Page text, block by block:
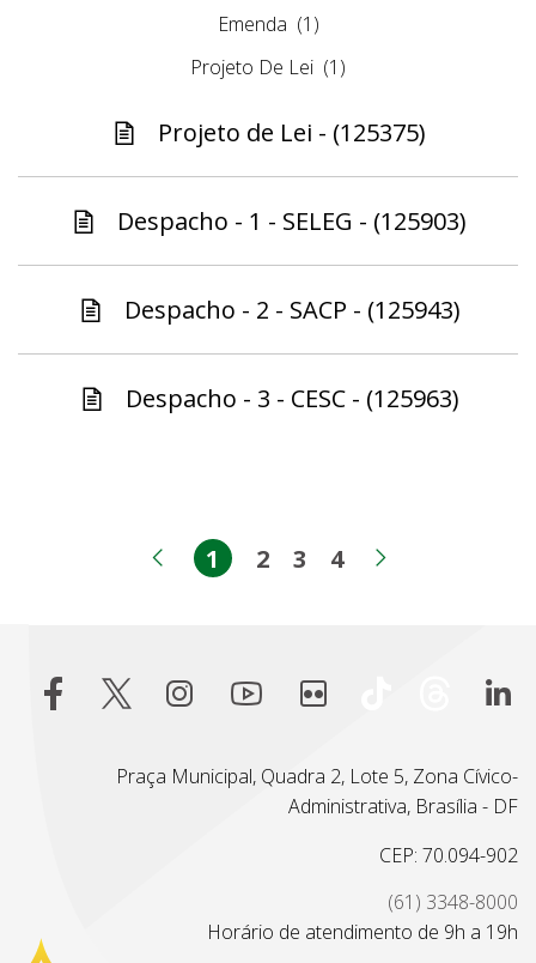
Emenda (1)
Projeto De Lei (1)
Projeto de Lei - (125375)
Despacho - 1 - SELEG - (125903)
Despacho - 2 - SACP - (125943)
Despacho - 3 - CESC - (125963)
Página anterior
Página
1 Página
2 Página
3 Página
4
Praça Municipal, Quadra 2, Lote 5, Zona Cívico-
Administrativa, Brasília - DF
CEP: 70.094-902
(61) 3348-8000
Horário de atendimento de 9h a 19h